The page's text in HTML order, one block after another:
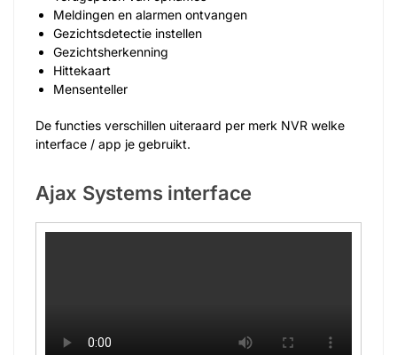
Meldingen en alarmen ontvangen
Gezichtsdetectie instellen
Gezichtsherkenning
Hittekaart
Mensenteller
De functies verschillen uiteraard per merk NVR welke
interface / app je gebruikt.
Ajax Systems interface